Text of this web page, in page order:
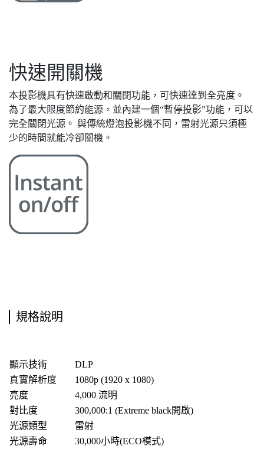
快速開關機
本投影機具有快速啟動和關閉功能，可快速達到全亮度。
為了最大限度節約能源，並內建一個“暫停投影”功能，可以
完全關閉光源。 與傳統燈泡投影機不同，雷射光源只須極
少的時間就能冷卻關機。
規格說明
顯示技術
DLP
真實解析度
1080p (1920 x 1080)
亮度
4,000 流明
對比度
300,000:1 (Extreme black開啟)
光源類型
雷射
光源壽命
30,000小時(ECO模式)